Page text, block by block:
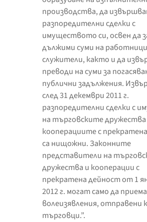
производства, да
разпоредителни сделки с
имуществото си, освен да
дължими суми на
служители, както и да
преводи на суми за
публични задължения.
след 31 декември 2011 г.
разпоредителни сделки с
на търговските дружества
кооперациите с
са нищожни. Законните
представители на
дружества и кооперации с
прекратена дейност от 1
2012 г. могат само да
волеизявления, отправени
търговци.”.